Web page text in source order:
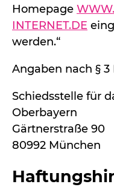
Homepage
INTERNET.DE
werden.“
Angaben nach § 3
Schiedsstelle für
Oberbayern
Gärtnerstraße 90
80992 München